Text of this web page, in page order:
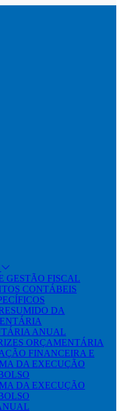
GESTÃO FISCAL
CONTÁBEIS
DA
ANUAL
ORÇAMENTÁRIA
FINANCEIRA E
DA EXECUÇÃO
DA EXECUÇÃO